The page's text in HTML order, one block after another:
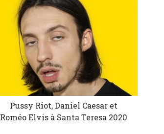
Pussy Riot, Daniel Caesar et
Roméo Elvis à Santa Teresa 2020